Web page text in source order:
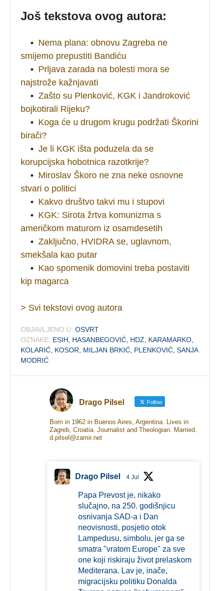
Još tekstova ovog autora:
• Nema plana: obnovu Zagreba ne
smijemo prepustiti Bandiću
• Prljava zarada na bolesti mora se
najstrože kažnjavati
• Zašto su Plenković, KGK i Jandroković
bojkotirali Rijeku?
• Koga će u drugom krugu podržati Škorini
birači?
• Je li KGK išta poduzela da se
korupcijska hobotnica razotkrije?
• Miroslav Škoro ne zna neke osnovne
stvari o politici
• Kakvo društvo takvi mu i stupovi
• KGK: Sirota žrtva komunizma s
američkom maturom iz osamdesetih
• Zaključno, HVIDRA se, uglavnom,
smekšala kao putar
• Kao spomenik domovini treba postaviti
kip magarca
> Svi tekstovi ovog autora
OBJAVLJENO U: OSVRT
OZNAKE: ESIH HASANBEGOVIĆ HDZ KARAMARKO
KOLARIĆ KOSOR MILJAN BRKIĆ PLENKOVIĆ ,SANJA
MODRIĆ
Drago Pilsel Follow
Born in 1962 in Buenos Aires, Argentina. Lives in
Zagreb, Croatia. Journalist and Theologian. Married.
d.pilsel@zamir.net
Drago Pilsel 4 Jul
Papa Prevost je, nikako
slučajno, na 250. godišnjicu
osnivanja SAD-a i Dan
neovisnosti, posjetio otok
Lampedusu, simbolu, jer ga se
smatra "vratom Europe" za sve
one koji riskiraju život prelaskom
Mediterana. Lav je, inače,
migracijsku politiku Donalda